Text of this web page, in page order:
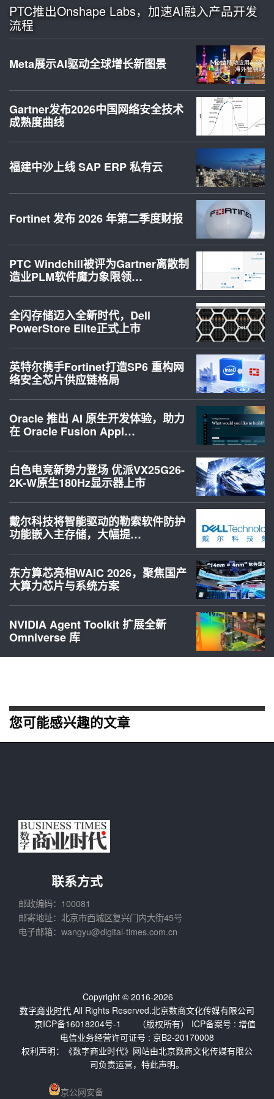
PTC推出Onshape Labs，加速AI融入产品开发
流程
Meta展示AI驱动全球增长新图景
Gartner发布2026中国网络安全技术
成熟度曲线
福建中沙上线 SAP ERP 私有云
Fortinet 发布 2026 年第二季度财报
PTC Windchill被评为Gartner离散制
造业PLM软件魔力象限领…
全闪存储迈入全新时代，Dell
PowerStore Elite正式上市
英特尔携手Fortinet打造SP6 重构网
络安全芯片供应链格局
Oracle 推出 AI 原生开发体验，助力
在 Oracle Fusion Appl…
白色电竞新势力登场 优派VX25G26-
2K-W原生180Hz显示器上市
戴尔科技将智能驱动的勒索软件防护
功能嵌入主存储，大幅提…
东方算芯亮相WAIC 2026，聚焦国产
大算力芯片与系统方案
NVIDIA Agent Toolkit 扩展全新
Omniverse 库
您可能感兴趣的文章
联系方式
邮政编码：100081
邮寄地址：北京市西城区复兴门内大街45号
电子邮箱：wangyu@digital-times.com.cn
Copyright © 2016-2026
数字商业时代 All Rights Reserved.北京数商文化传媒有限公司
（版权所有） ICP备案号 :
京ICP备16018204号-1
增值
电信业务经营许可证号 : 京B2-20170008
权利声明：《数字商业时代》网站由北京数商文化传媒有限公
司负责运营，特此声明。
京公网安备